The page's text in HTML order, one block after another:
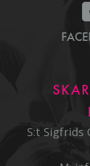
S:t Sigfrids